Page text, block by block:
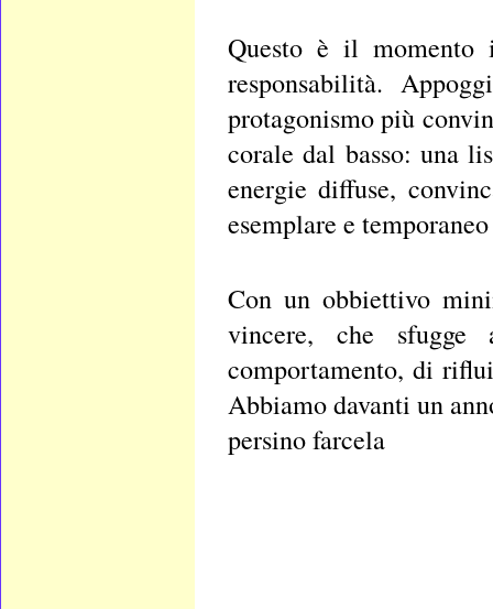
Questo è il momento
responsabilità.
protagonismo più
corale dal basso: una
energie diffuse,
esemplare e
Con un obbiettivo
vincere, che
comportamento, di
Abbiamo davanti un
persino farcela